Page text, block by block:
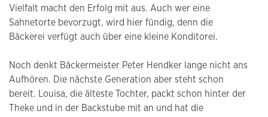
Vielfalt macht den Erfolg mit aus. Auch wer eine
Sahnetorte bevorzugt, wird hier fündig, denn die
Bäckerei verfügt auch über eine kleine Konditorei.
Noch denkt Bäckermeister Peter Hendker lange nicht ans
Aufhören. Die nächste Generation aber steht schon
bereit. Louisa, die älteste Tochter, packt schon hinter der
Theke und in der Backstube mit an und hat die